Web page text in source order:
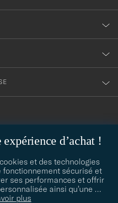
d’achat !
et des technologies
sécurisé et
ses performances et offrir
ainsi qu’une …
plus
? Laissez-nous vous guider,